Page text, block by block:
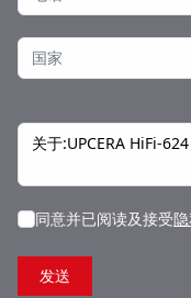
同意并已阅读及接受